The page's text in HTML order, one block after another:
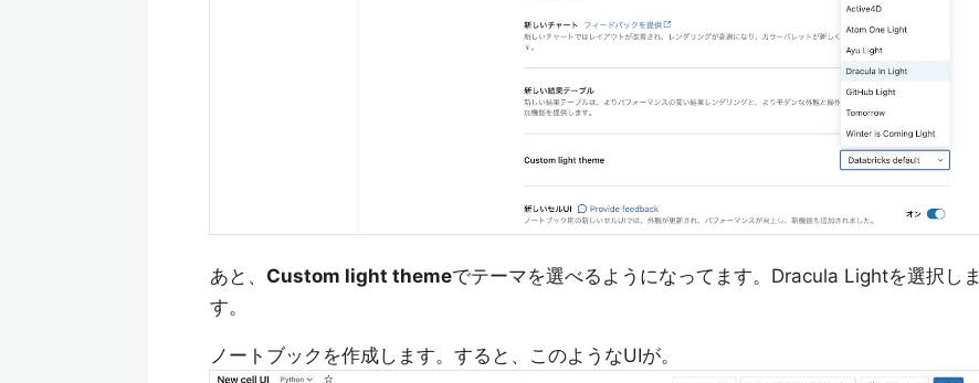
あと、 Custom light themeでテーマを選べるようになってます。Dracula Lightを選択しま
す。
ノートブックを作成します。すると、このようなUIが。